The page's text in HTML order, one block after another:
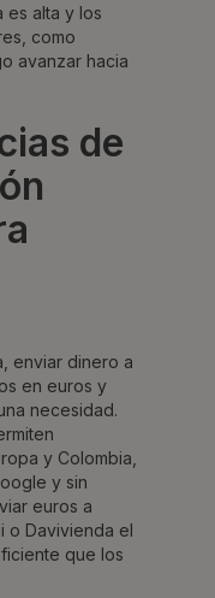
es alta y los
como
avanzar hacia
de
enviar dinero a
en euros y
necesidad.
y Colombia,
y sin
euros a
o Davivienda el
que los